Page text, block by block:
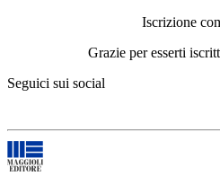
Iscrizione
Grazie per esserti
Seguici sui social